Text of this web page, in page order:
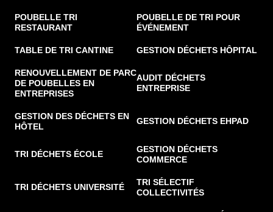
POUBELLE TRI
RESTAURANT
POUBELLE DE TRI POUR
ÉVÉNEMENT
TABLE DE TRI CANTINE GESTION DÉCHETS HÔPITAL
RENOUVELLEMENT DE PARC
DE POUBELLES EN
ENTREPRISES
AUDIT DÉCHETS
ENTREPRISE
GESTION DES DÉCHETS EN
HÔTEL
GESTION DÉCHETS EHPAD
TRI DÉCHETS ÉCOLE
GESTION DÉCHETS
COMMERCE
TRI DÉCHETS UNIVERSITÉ
TRI SÉLECTIF
COLLECTIVITÉS